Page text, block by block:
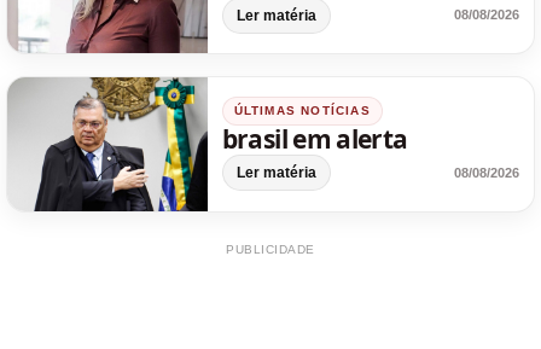
Ler matéria 08/08/2026
ÚLTIMAS NOTÍCIAS
brasil em alerta
Ler matéria 08/08/2026
PUBLICIDADE